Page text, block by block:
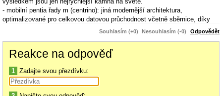
- mobilní pentia řady m (centrino): jiná modernější architektura,
optimalizované pro celkovou datovou průchodnost včetně sběrnice, díky
novější technologii a rozumnému taktu má mnohem nižší spotřebu.
nejnovějším pokračováním je řada core duo s nejvyšším výkonem.
na pctunningu, světě hardware nebo možná i u živáků by sis o tom početl
jak to je.
Souhlasím (+0) Nesouhlasím (-0) Odpovědět
Reakce na odpověď
1 Zadajte svou přezdívku: